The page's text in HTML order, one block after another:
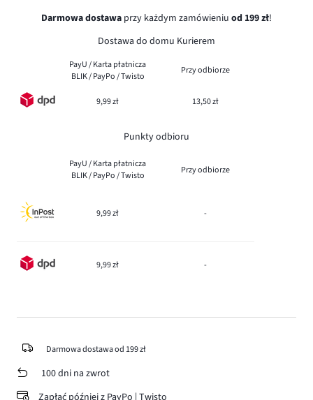
Darmowa dostawa przy każdym zamówieniu od 199 zł!
Dostawa do domu Kurierem
PayU / Karta płatnicza
BLIK / PayPo / Twisto
Przy odbiorze
9,99 zł 13,50 zł
Punkty odbioru
PayU / Karta płatnicza
BLIK / PayPo / Twisto
Przy odbiorze
9,99 zł -
9,99 zł -
Darmowa dostawa od 199 zł
100 dni na zwrot